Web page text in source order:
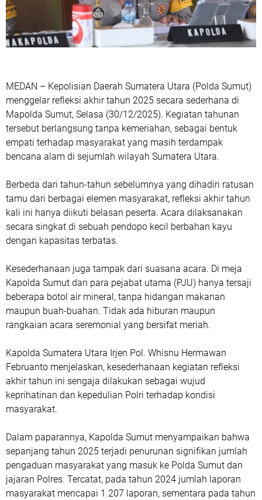
MEDAN – Kepolisian Daerah Sumatera Utara (Polda Sumut)
menggelar refleksi akhir tahun 2025 secara sederhana di
Mapolda Sumut, Selasa (30/12/2025). Kegiatan tahunan
tersebut berlangsung tanpa kemeriahan, sebagai bentuk
empati terhadap masyarakat yang masih terdampak
bencana alam di sejumlah wilayah Sumatera Utara.
Berbeda dari tahun-tahun sebelumnya yang dihadiri ratusan
tamu dari berbagai elemen masyarakat, refleksi akhir tahun
kali ini hanya diikuti belasan peserta. Acara dilaksanakan
secara singkat di sebuah pendopo kecil berbahan kayu
dengan kapasitas terbatas.
Kesederhanaan juga tampak dari suasana acara. Di meja
Kapolda Sumut dan para pejabat utama (PJU) hanya tersaji
beberapa botol air mineral, tanpa hidangan makanan
maupun buah-buahan. Tidak ada hiburan maupun
rangkaian acara seremonial yang bersifat meriah.
Kapolda Sumatera Utara Irjen Pol. Whisnu Hermawan
Februanto menjelaskan, kesederhanaan kegiatan refleksi
akhir tahun ini sengaja dilakukan sebagai wujud
keprihatinan dan kepedulian Polri terhadap kondisi
masyarakat.
Dalam paparannya, Kapolda Sumut menyampaikan bahwa
sepanjang tahun 2025 terjadi penurunan signifikan jumlah
pengaduan masyarakat yang masuk ke Polda Sumut dan
jajaran Polres. Tercatat, pada tahun 2024 jumlah laporan
masyarakat mencapai 1.207 laporan, sementara pada tahun